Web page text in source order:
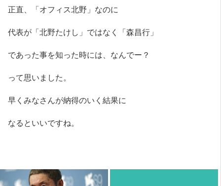
正直、「オフィス北野」なのに
代表が「北野たけし」ではなく「森昌行」
であった事を知った時には、なんでー？
って思いました。
早くみなさんが納得のいく結果に
なるといいですね。